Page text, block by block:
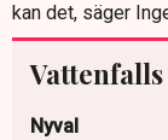
kan det, säger
Vattenfalls
Nyval